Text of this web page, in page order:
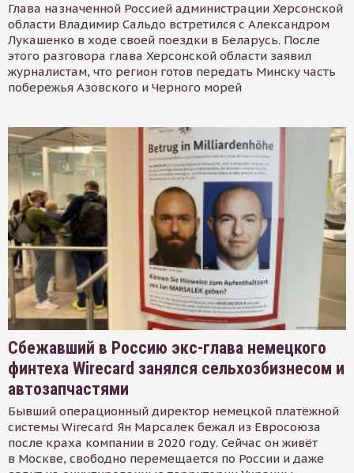
Глава назначенной Россией администрации Херсонской
области Владимир Сальдо встретился с Александром
Лукашенко в ходе своей поездки в Беларусь. После
этого разговора глава Херсонской области заявил
журналистам, что регион готов передать Минску часть
побережья Азовского и Черного морей
Сбежавший в Россию экс-глава немецкого
финтеха Wirecard занялся сельхозбизнесом и
автозапчастями
Бывший операционный директор немецкой платёжной
системы Wirecard Ян Марсалек бежал из Евросоюза
после краха компании в 2020 году. Сейчас он живёт
в Москве, свободно перемещается по России и даже